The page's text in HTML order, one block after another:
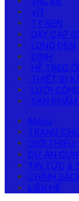
VÍT
TY REN
DÂY CÁP
LONG ĐEN
ĐINH
HỆ TREO
THIẾT BỊ
LƯỚI
SẢN PHẨM
Menu
TRANG CHỦ
GIỚI THIỆU
DỰ ÁN
TIN TỨC &
CHÍNH
LIÊN HỆ